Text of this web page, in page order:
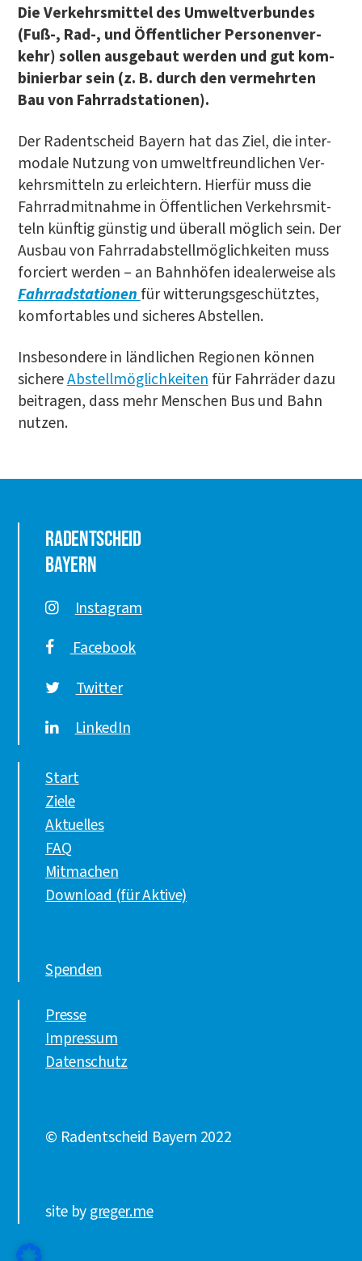
Die Ver­kehrs­mit­tel des Umwelt­ver­bun­des
(Fuß‑, Rad‑, und Öffent­li­cher Per­so­nen­ver­
kehr) sol­len aus­ge­baut wer­den und gut kom­
bi­nier­bar sein (z. B. durch den ver­mehr­ten
Bau von Fahrradstationen).
Der Radent­scheid Bay­ern hat das Ziel, die inter­
mo­da­le Nut­zung von umwelt­freund­li­chen Ver­
kehrs­mit­teln zu erleich­tern. Hier­für muss die
Fahr­rad­mit­nah­me in Öffent­li­chen Ver­kehrs­mit­
teln künf­tig güns­tig und über­all mög­lich sein. Der
Aus­bau von Fahr­rad­ab­stell­mög­lich­kei­ten muss
for­ciert wer­den – an Bahn­hö­fen idea­ler­wei­se als
Fahr­rad­sta­tio­nenfür wit­te­rungs­ge­schütz­tes,
kom­for­ta­bles und siche­res Abstellen.
Ins­be­son­de­re in länd­li­chen Regio­nen kön­nen
siche­reAbstell­mög­lich­kei­tenfür Fahr­rä­der dazu
bei­tra­gen, dass mehr Men­schen Bus und Bahn
nutzen.
Radentscheid
Bayern
Instagram
Facebook
Twitter
LinkedIn
Start
Ziele
Aktuelles
FAQ
Mitmachen
Download (für Aktive)
Spenden
Presse
Impressum
Datenschutz
© Radentscheid Bayern 2022
site bygreger.me